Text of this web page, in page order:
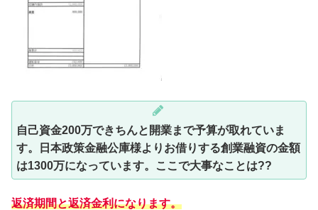
自己資金200万できちんと開業まで予算が取れていま
す。日本政策金融公庫様よりお借りする創業融資の金額
は1300万になっています。ここで大事なことは??
返済期間と返済金利になります。